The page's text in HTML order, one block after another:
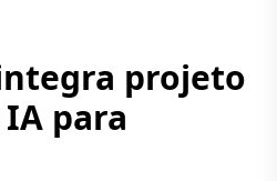
projeto
para